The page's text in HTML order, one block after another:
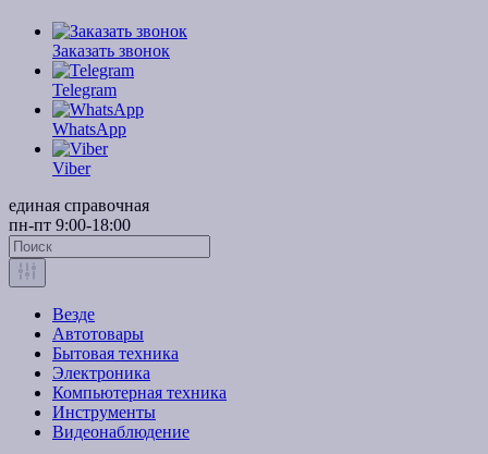
Заказать звонок
Telegram
WhatsApp
Viber
единая справочная
пн-пт 9:00-18:00
Везде
Автотовары
Бытовая техника
Электроника
Компьютерная техника
Инструменты
Видеонаблюдение